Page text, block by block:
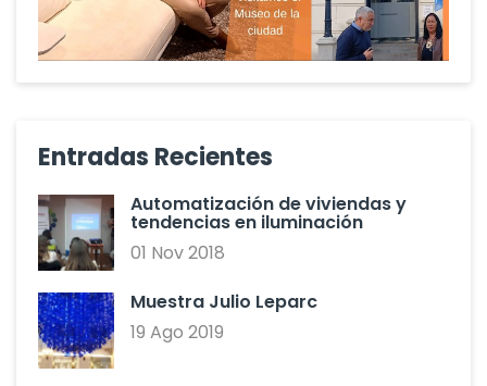
Entradas Recientes
Automatización de viviendas y
tendencias en iluminación
01 Nov 2018
Muestra Julio Leparc
19 Ago 2019